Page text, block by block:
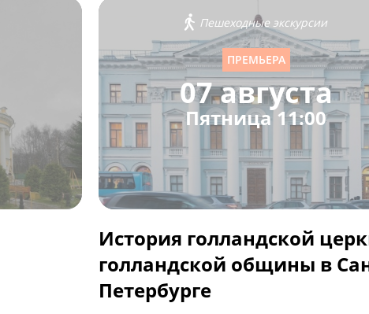
Пешеходные экскурсии
ПРЕМЬЕРА
07 августа
Пятница 11:00
История голландской
голландской общины в
Петербурге